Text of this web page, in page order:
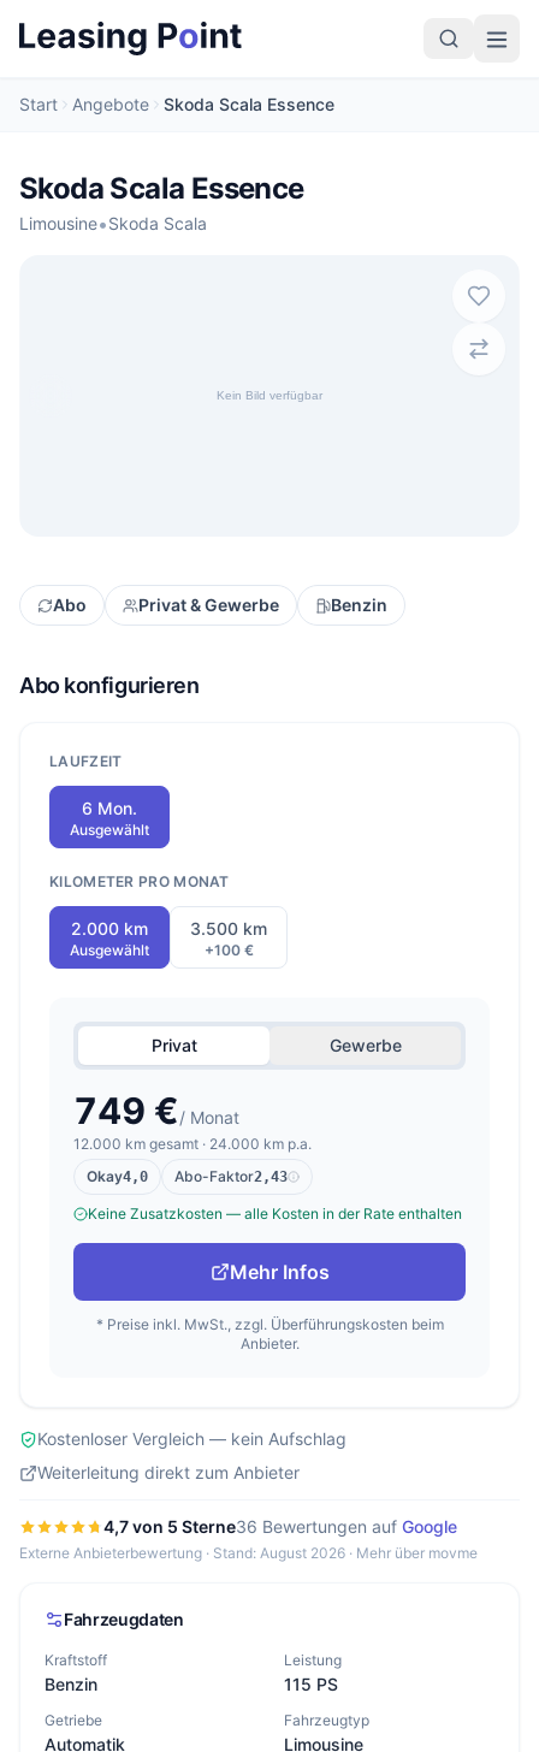
Start Angebote Skoda Scala Essence
Skoda Scala Essence
Limousine•Skoda Scala
Abo Privat & Gewerbe Benzin
Abo konfigurieren
LAUFZEIT
6 Mon.
Ausgewählt
KILOMETER PRO MONAT
2.000 km
Ausgewählt
3.500 km
+100 €
Privat Gewerbe
749 €/ Monat
12.000 km gesamt · 24.000 km p.a.
Okay4,0 Abo-Faktor2,43
Keine Zusatzkosten — alle Kosten in der Rate enthalten
Mehr Infos
* Preise inkl. MwSt., zzgl. Überführungskosten beim
Anbieter.
Kostenloser Vergleich — kein Aufschlag
Weiterleitung direkt zum Anbieter
4,7 von 5 Sterne36 Bewertungen auf Google
Externe Anbieterbewertung · Stand: August 2026 · Mehr über movme
Fahrzeugdaten
Kraftstoff
Benzin
Leistung
115 PS
Getriebe
Automatik
Fahrzeugtyp
Limousine